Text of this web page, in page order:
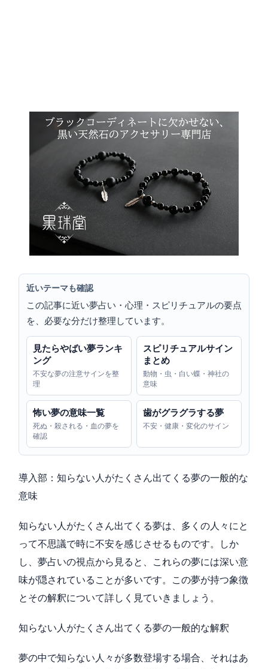
近いテーマも確認
この記事に近い夢占い・心理・スピリチュアルの要点
を、必要な分だけ整理しています。
見たらやばい夢ランキ
ング
不安な夢の注意サインを整
理
スピリチュアルサイン
まとめ
動物・虫・白い蝶・神社の
意味
怖い夢の意味一覧
死ぬ・殺される・血の夢を
確認
歯がグラグラする夢
不安・健康・変化のサイン
導入部：知らない人がたくさん出てくる夢の一般的な
意味
知らない人がたくさん出てくる夢は、多くの人々にと
って不思議で時に不安を感じさせるものです。しか
し、夢占いの視点から見ると、これらの夢には深い意
味が隠されていることが多いです。この夢が持つ象徴
とその解釈について詳しく見ていきましょう。
知らない人がたくさん出てくる夢の一般的な解釈
夢の中で知らない人々が多数登場する場合、それはあ